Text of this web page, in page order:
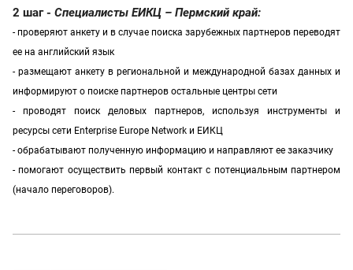
2 шаг - Специалисты ЕИКЦ – Пермский край:
- проверяют анкету и в случае поиска зарубежных партнеров переводят
ее на английский язык
- размещают анкету в региональной и международной базах данных и
информируют о поиске партнеров остальные центры сети
- проводят поиск деловых партнеров, используя инструменты и
ресурсы сети Enterprise Europe Network и ЕИКЦ
- обрабатывают полученную информацию и направляют ее заказчику
- помогают осуществить первый контакт с потенциальным партнером
(начало переговоров).